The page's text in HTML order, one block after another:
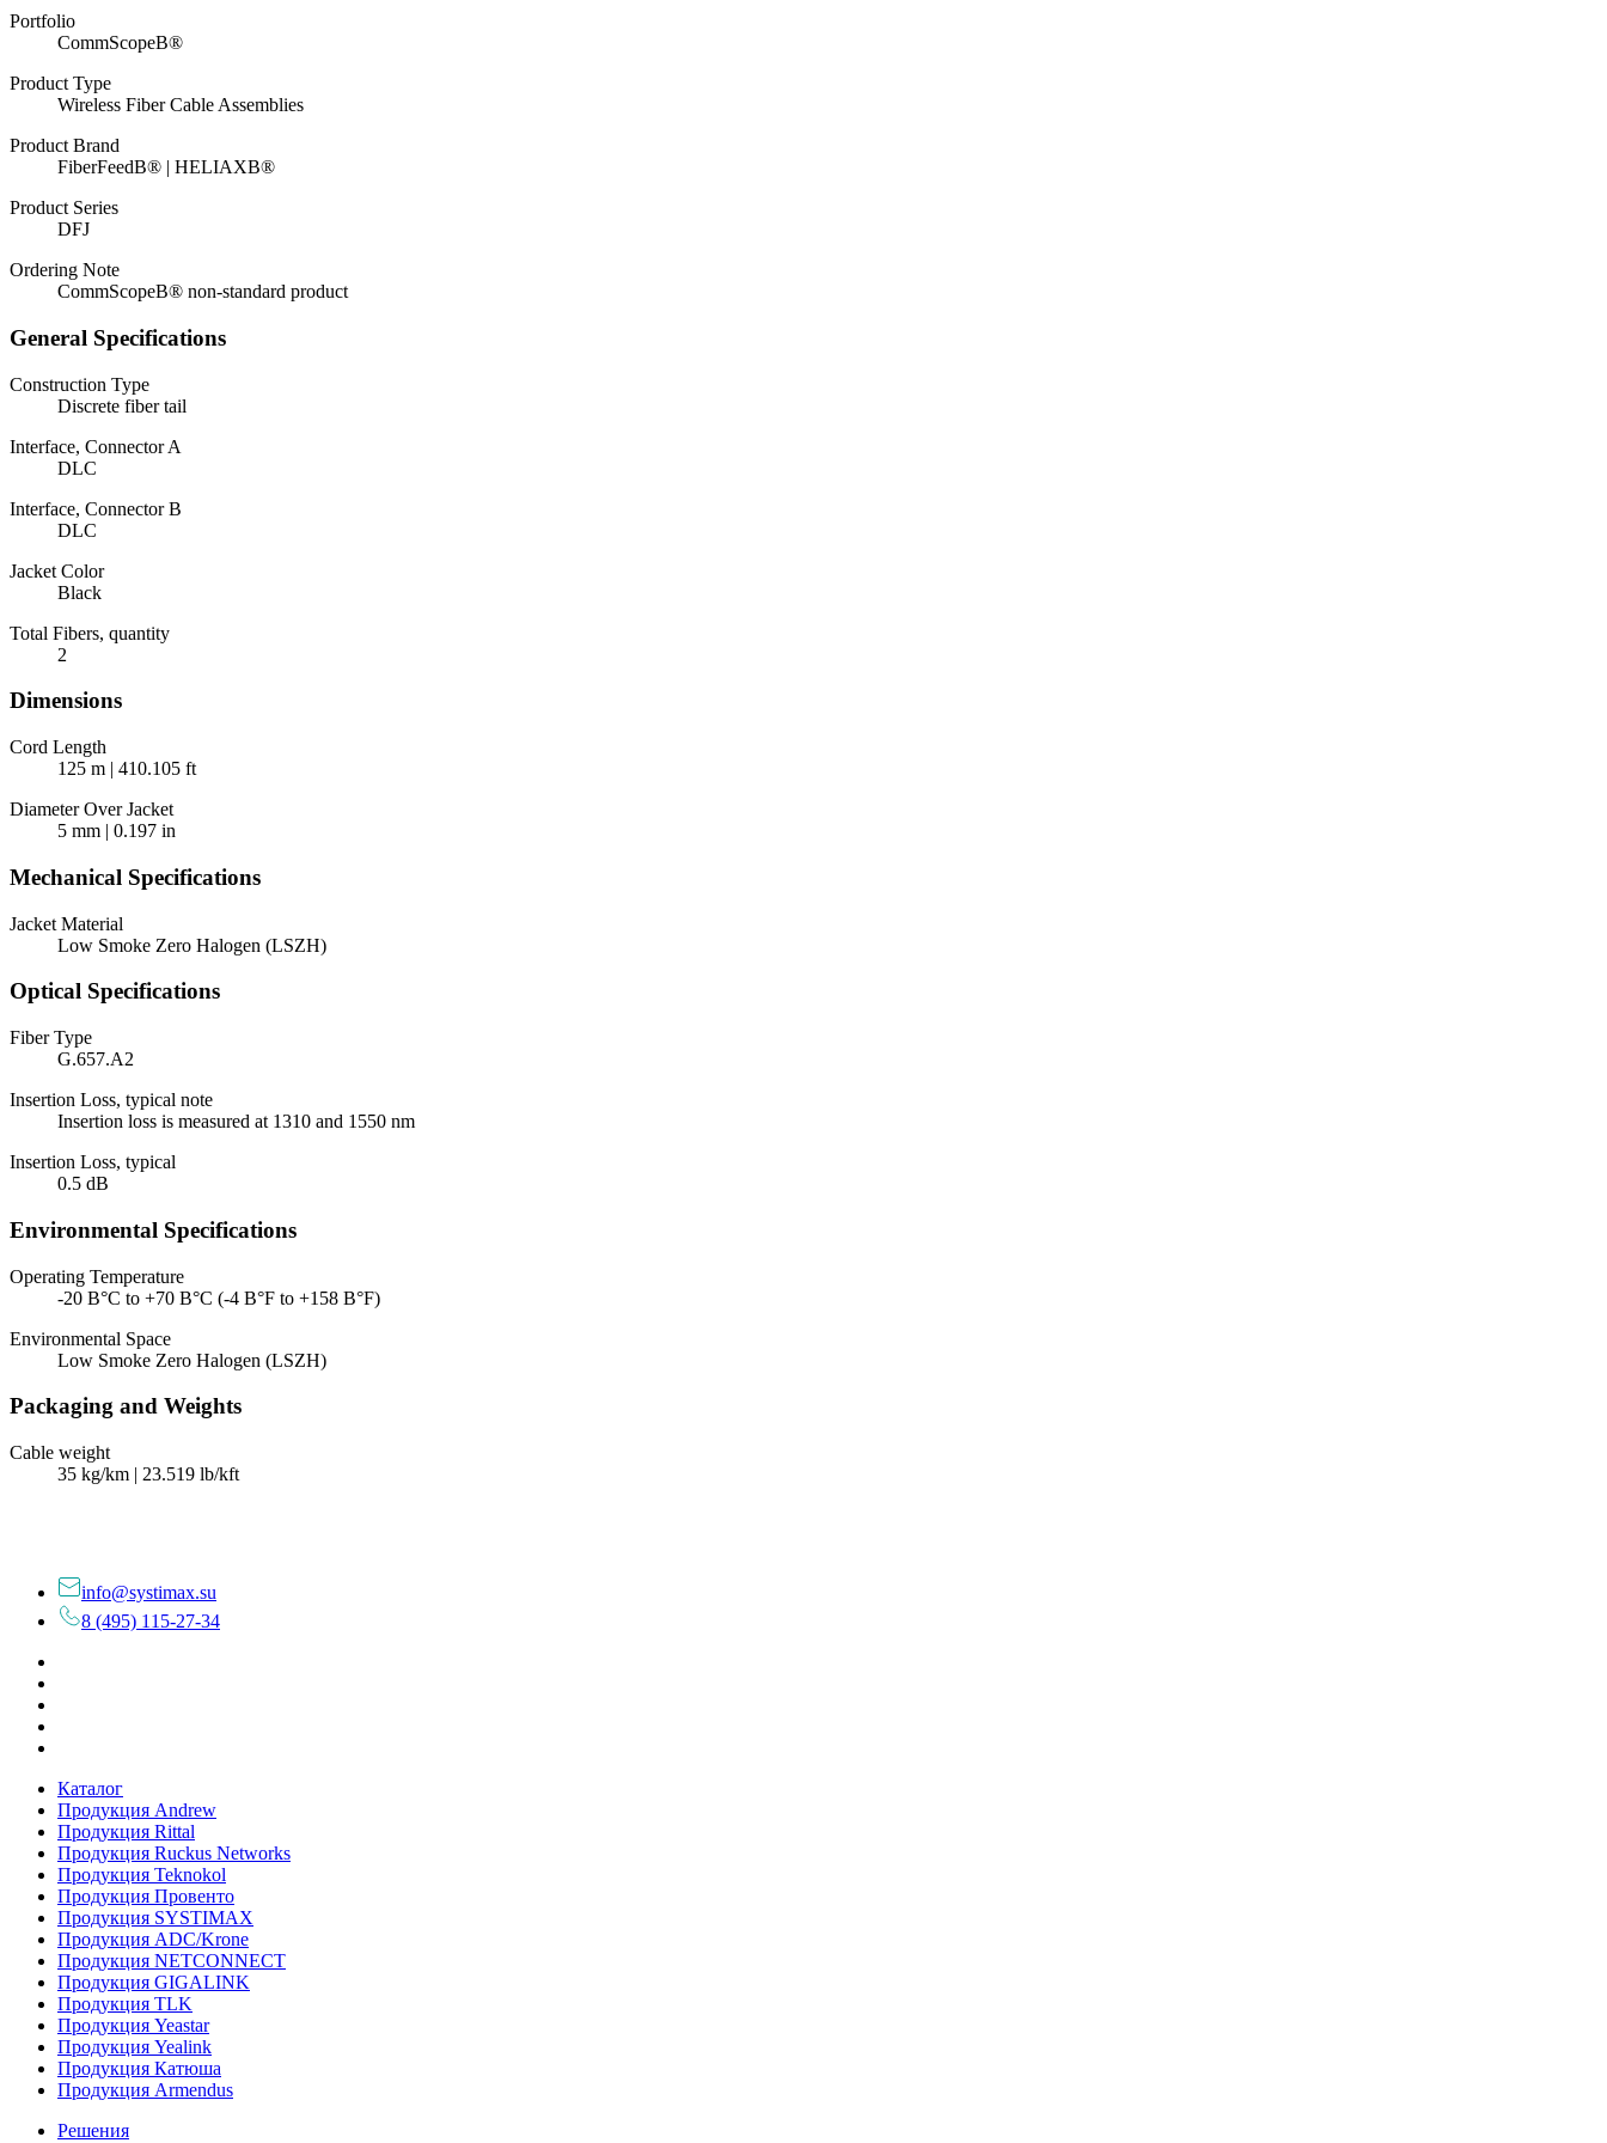
Portfolio
CommScopeВ®
Product Type
Wireless Fiber Cable Assemblies
Product Brand
FiberFeedВ® | HELIAXВ®
Product Series
DFJ
Ordering Note
CommScopeВ® non-standard product
General Specifications
Construction Type
Discrete fiber tail
Interface, Connector A
DLC
Interface, Connector B
DLC
Jacket Color
Black
Total Fibers, quantity
2
Dimensions
Cord Length
125 m | 410.105 ft
Diameter Over Jacket
5 mm | 0.197 in
Mechanical Specifications
Jacket Material
Low Smoke Zero Halogen (LSZH)
Optical Specifications
Fiber Type
G.657.A2
Insertion Loss, typical note
Insertion loss is measured at 1310 and 1550 nm
Insertion Loss, typical
0.5 dB
Environmental Specifications
Operating Temperature
-20 В°C to +70 В°C (-4 В°F to +158 В°F)
Environmental Space
Low Smoke Zero Halogen (LSZH)
Packaging and Weights
Cable weight
35 kg/km | 23.519 lb/kft
info@systimax.su
8 (495) 115-27-34
Каталог
Продукция Andrew
Продукция Rittal
Продукция Ruckus Networks
Продукция Teknokol
Продукция Провенто
Продукция SYSTIMAX
Продукция ADC/Krone
Продукция NETCONNECT
Продукция GIGALINK
Продукция TLK
Продукция Yeastar
Продукция Yealink
Продукция Катюша
Продукция Armendus
Решения